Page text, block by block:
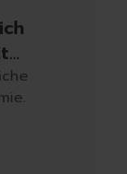
|
und